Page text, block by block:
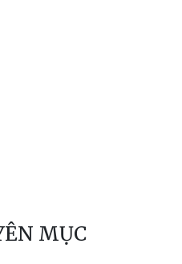
MỤC